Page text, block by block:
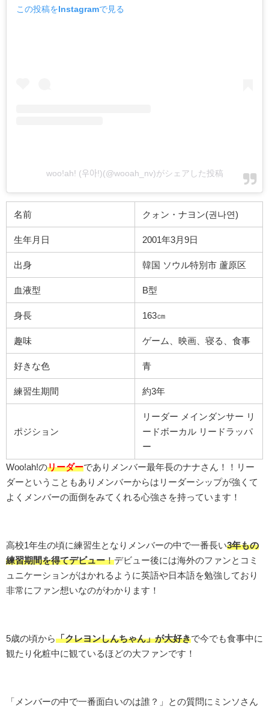
この投稿をInstagramで見る
woo!ah! (우아!)(@wooah_nv)がシェアした投稿
名前 クォン・ナヨン(권나연 )
生年月日 2001年3月9日
出身 韓国 ソウル特別市 蘆原区
血液型 B型
身長 163㎝
趣味 ゲーム、映画、寝る、食事
好きな色 青
練習生期間 約3年
ポジション
リーダー メインダンサー リ
ードボーカル リードラッパ
ー
Woo!ah!のリーダーでありメンバー最年長のナナさん！！リー
ダーということもありメンバーからは リーダーシップが強くて
よくメンバーの面倒をみてくれる心強さ を持っています！
高校1年生の頃に練習生となりメンバーの中で一番長い3年もの
練習期間を得てデビュー！デビュー後には海外のファンとコミ
ュニケーションがはかれるように英語や日本語を勉強しており
非常にファン想いなのがわかります！
5歳の頃から「クレヨンしんちゃん」が大好きで今でも食事中に
観たり化粧中に観ているほどの大ファンです！
「メンバーの中で一番面白いのは誰？」との質問にミンソさん